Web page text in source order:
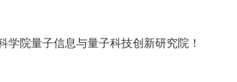
院量子信息与量子科技创新研究院！